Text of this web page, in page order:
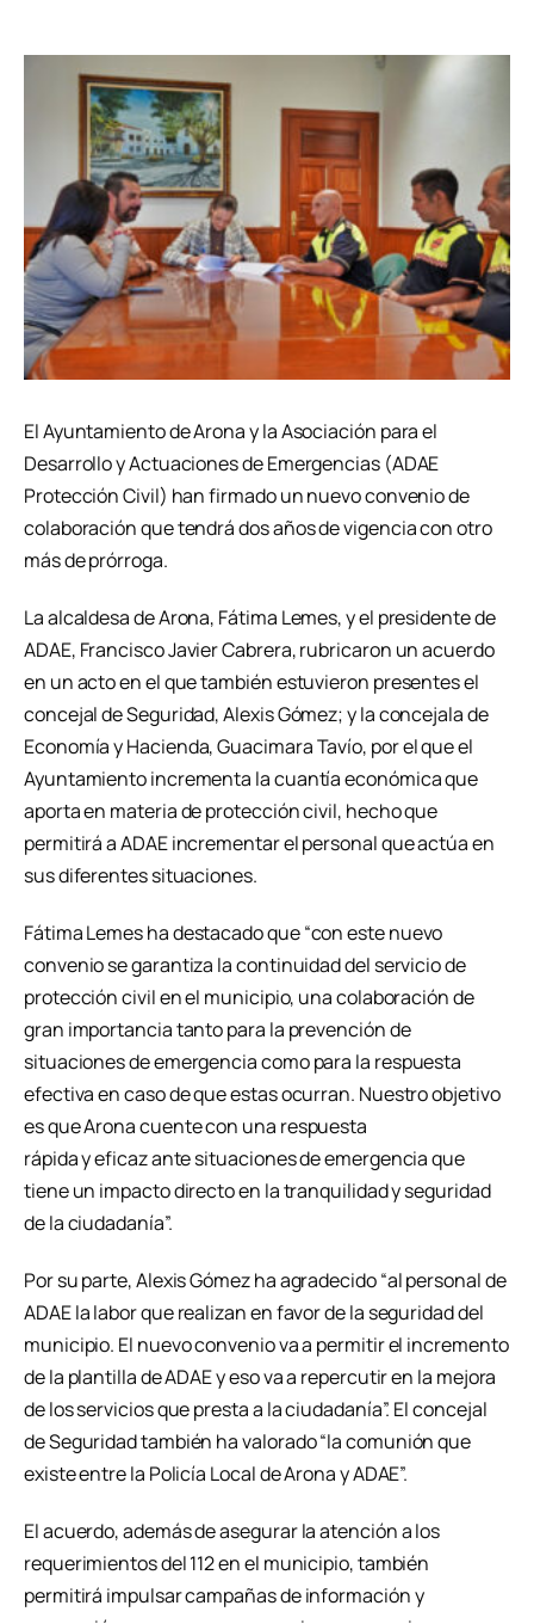
El Ayuntamiento de Arona y la Asociación para el
Desarrollo y Actuaciones de Emergencias (ADAE
Protección Civil) han firmado un nuevo convenio de
colaboración que tendrá dos años de vigencia con otro
más de prórroga.
La alcaldesa de Arona, Fátima Lemes, y el presidente de
ADAE, Francisco Javier Cabrera, rubricaron un acuerdo
en un acto en el que también estuvieron presentes el
concejal de Seguridad, Alexis Gómez; y la concejala de
Economía y Hacienda, Guacimara Tavío, por el que el
Ayuntamiento incrementa la cuantía económica que
aporta en materia de protección civil, hecho que
permitirá a ADAE incrementar el personal que actúa en
sus diferentes situaciones.
Fátima Lemes ha destacado que “con este nuevo
convenio se garantiza la continuidad del servicio de
protección civil en el municipio, una colaboración de
gran importancia tanto para la prevención de
situaciones de emergencia como para la respuesta
efectiva en caso de que estas ocurran. Nuestro objetivo
es que Arona cuente con una respuesta
rápida y eficaz ante situaciones de emergencia que
tiene un impacto directo en la tranquilidad y seguridad
de la ciudadanía”.
Por su parte, Alexis Gómez ha agradecido “al personal de
ADAE la labor que realizan en favor de la seguridad del
municipio. El nuevo convenio va a permitir el incremento
de la plantilla de ADAE y eso va a repercutir en la mejora
de los servicios que presta a la ciudadanía”. El concejal
de Seguridad también ha valorado “la comunión que
existe entre la Policía Local de Arona y ADAE”.
El acuerdo, además de asegurar la atención a los
requerimientos del 112 en el municipio, también
permitirá impulsar campañas de información y